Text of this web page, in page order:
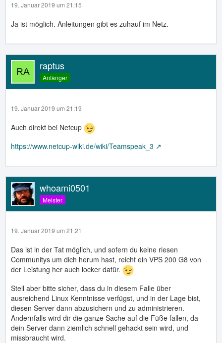
19. Januar 2019 um 21:15
Ja ist möglich. Anleitungen gibt es zuhauf im Netz.
raptus
Anfänger
19. Januar 2019 um 21:19
Auch direkt bei Netcup
https://www.netcup-wiki.de/wiki/Teamspeak_3
whoami0501
Meister
19. Januar 2019 um 21:21
Das ist in der Tat möglich, und sofern du keine riesen
Communitys um dich herum hast, reicht ein VPS 200 G8 von
der Leistung her auch locker dafür.
Stell aber bitte sicher, dass du in diesem Falle über
ausreichend Linux Kenntnisse verfügst, und in der Lage bist,
diesen Server dann abzusichern und zu administrieren.
Andernfalls wird dir die ganze Sache auf die Füße fallen, da
dein Server dann ziemlich schnell gehackt sein wird, und
missbraucht wird.